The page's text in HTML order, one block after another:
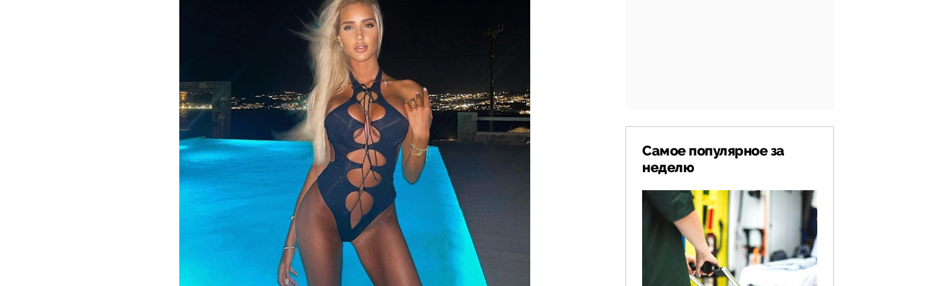
Самое популярное за
неделю